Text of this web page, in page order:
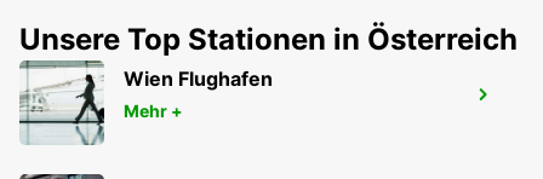
KNOCK FLUGHAFEN
KNOCK - IRELAND
Unsere Top Stationen in Österreich
Wien Flughafen
Mehr +